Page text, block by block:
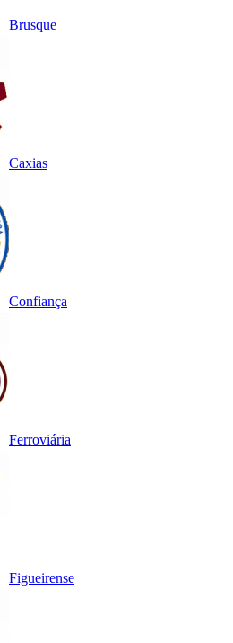
Brusque
Caxias
Confiança
Ferroviária
Figueirense